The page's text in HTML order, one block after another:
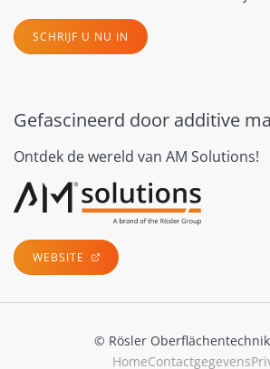
SCHRIJF U NU IN
Gefascineerd door additive
Ontdek de wereld van AM Solutions!
WEBSITE
© Rösler
HomeContactgegevens